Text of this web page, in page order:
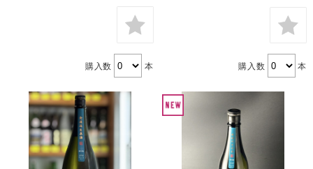
購入数 本 購入数 本